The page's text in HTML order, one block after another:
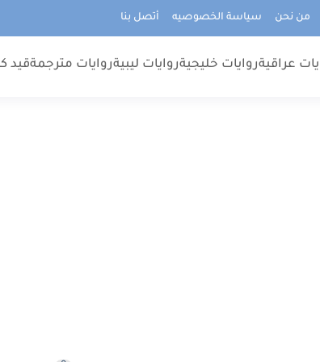
من نحن سياسة الخصوصيه أتصل بنا
عراقيةروايات خليجيةروايات ليبيةروايات مترجمةقيد